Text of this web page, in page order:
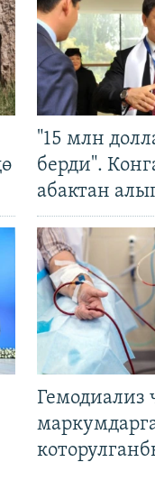
"15 млн
берди".
абактан
Гемодиализ